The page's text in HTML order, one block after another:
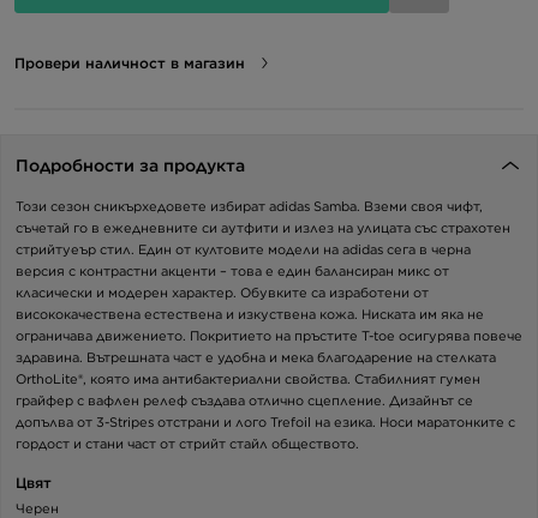
Провери наличност в магазин
Подробности за продукта
Този сезон сникърхедовете избират adidas Samba. Вземи своя чифт,
съчетай го в ежедневните си аутфити и излез на улицата със страхотен
стрийтуеър стил. Един от култовите модели на adidas сега в черна
версия с контрастни акценти – това е един балансиран микс от
класически и модерен характер. Обувките са изработени от
висококачествена естествена и изкуствена кожа. Ниската им яка не
ограничава движението. Покритието на пръстите T-toe осигурява повече
здравина. Вътрешната част е удобна и мека благодарение на стелката
OrthoLite®, която има антибактериални свойства. Стабилният гумен
грайфер с вафлен релеф създава отлично сцепление. Дизайнът се
допълва от 3-Stripes отстрани и лого Trefoil на езика. Носи маратонките с
гордост и стани част от стрийт стайл обществото.
Цвят
Черен